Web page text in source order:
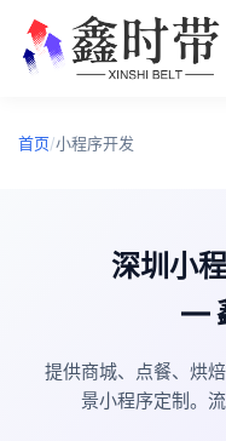
首页/小程序开发
深圳小
—
提供商城、点餐、烘
景小程序定制。